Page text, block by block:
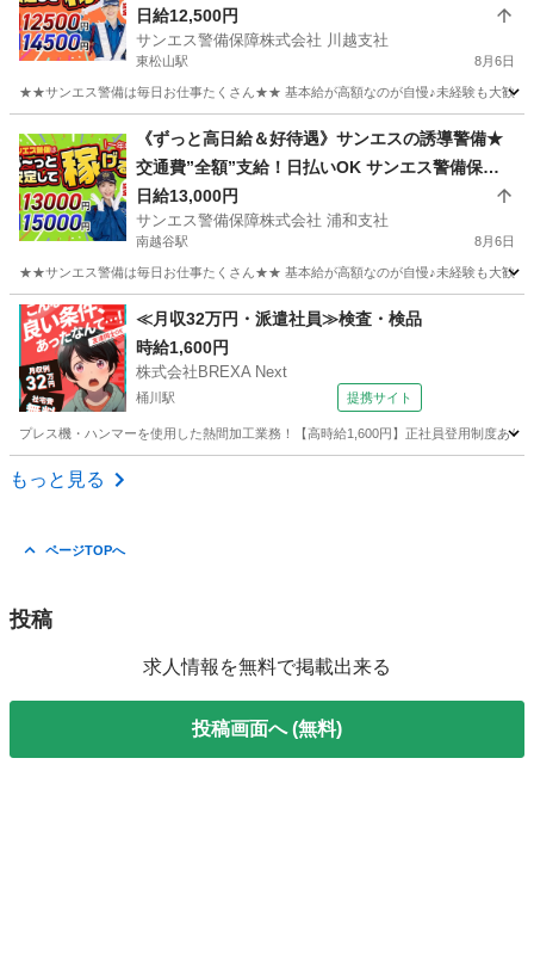
株式会社 川越支社 東松山
日給12,500円
サンエス警備保障株式会社 川越支社
東松山駅 8月6日
★★サンエス警備は毎日お仕事たくさん★★ 基本給が高額なのが自慢♪未経験も大歓迎
東松山駅 警備員 サンエス警備保障株式会社
《ずっと高日給＆好待遇》サンエスの誘導警備★
交通費”全額”支給！日払いOK サンエス警備保障
株式会社 浦和支社 南越谷
日給13,000円
サンエス警備保障株式会社 浦和支社
南越谷駅 8月6日
★★サンエス警備は毎日お仕事たくさん★★ 基本給が高額なのが自慢♪未経験も大歓迎
埼玉 越谷市 南越谷駅 警備員 サンエス警備保障株式会社
≪月収32万円・派遣社員≫検査・検品
時給1,600円
株式会社BREXA Next
桶川駅 提携サイト
プレス機・ハンマーを使用した熱間加工業務！【高時給1,600円】正社員登用制度あ
埼玉 桶川市
もっと見る
ページTOPへ
投稿
求人情報を無料で掲載出来る
投稿画面へ (無料)